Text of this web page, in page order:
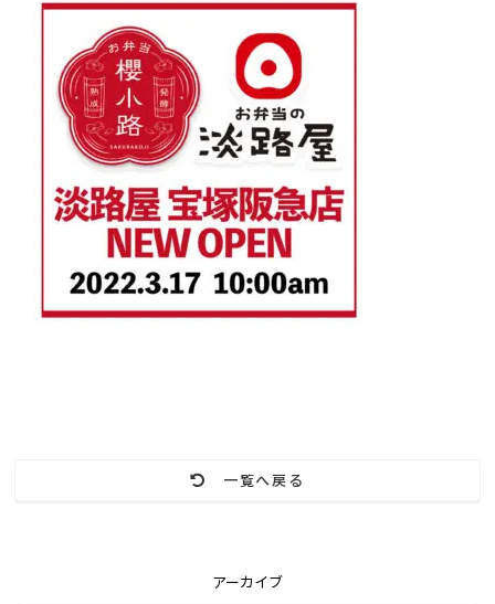
一覧へ戻る
アーカイブ